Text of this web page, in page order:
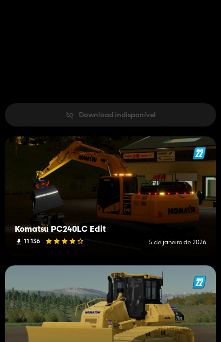
Download indisponível
Komatsu PC240LC Edit
11 136 5 de janeiro de 2026